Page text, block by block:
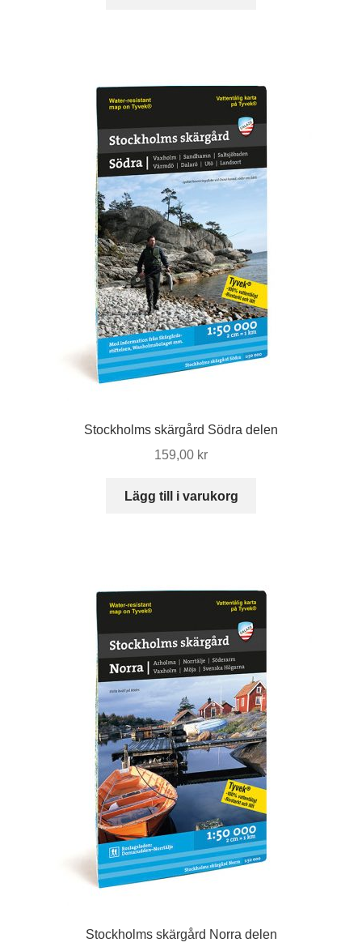
Stockholms skärgård Södra delen
159,00 kr
Lägg till i varukorg
Stockholms skärgård Norra delen